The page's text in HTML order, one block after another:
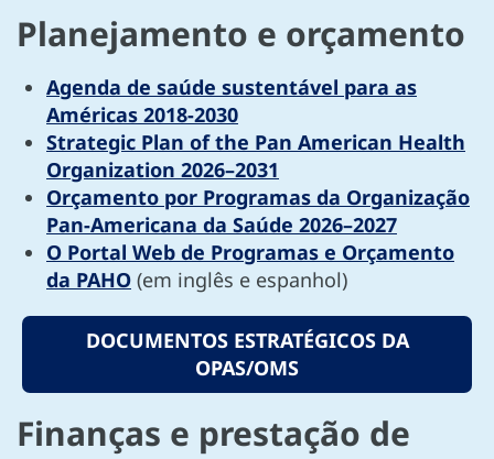
Planejamento e orçamento
Agenda de saúde sustentável para as
Américas 2018-2030
Strategic Plan of the Pan American Health
Organization 2026–2031
Orçamento por Programas da Organização
Pan-Americana da Saúde 2026–2027
O Portal Web de Programas e Orçamento
da PAHO (em inglês e espanhol)
DOCUMENTOS ESTRATÉGICOS DA
OPAS/OMS
Finanças e prestação de